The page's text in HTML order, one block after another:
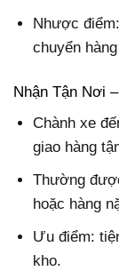
Nhược
chuyển
Nhận Tận Nơi
Chành xe
giao hàng
Thường
hoặc hàng
Ưu điểm:
kho.